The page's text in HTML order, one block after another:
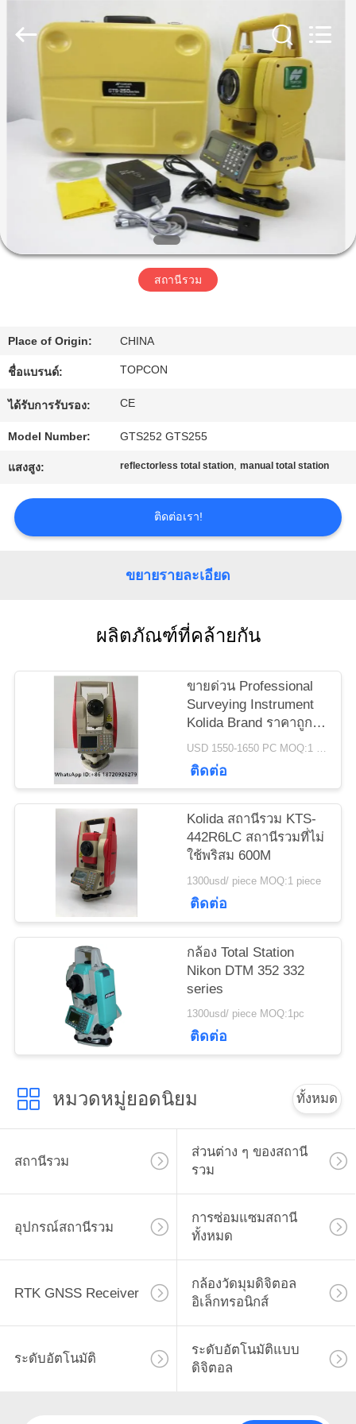
บ้าน
สินค้า
กับ
ทัวร์
โรงงาน
ควบคุม
คุณภาพ
ติดต่อ
ใบ
แผนผัง
เว็บไซต์
PRIVACY
POLICY
Technology
Co.,Ltd
สถานีรวม
Place of Origin: CHINA
ชื่อแบรนด์: TOPCON
ได้รับการรับรอง: CE
Model Number: GTS252 GTS255
แสงสูง: reflectorless total station,manual total station
ติดต่อเรา!
ขยายรายละเอียด
ผลิตภัณฑ์ที่คล้ายกัน
ขายด่วน Professional
Surveying Instrument
Kolida Brand ราคาถูก
Total Station
Reflectorless 1000m
USD 1550-1650 PC MOQ:1 pc
ติดต่อ
Kolida สถานีรวม KTS-
442R6LC สถานีรวมที่ไม่
ใช้พริสม 600M
1300usd/ piece MOQ:1 piece
ติดต่อ
กล้อง Total Station
Nikon DTM 352 332
series
1300usd/ piece MOQ:1pc
ติดต่อ
หมวดหมู่ยอดนิยม ทั้งหมด
สถานีรวม
ส่วนต่าง ๆ ของสถานี
รวม
อุปกรณ์สถานีรวม
การซ่อมแซมสถานี
ทั้งหมด
RTK GNSS Receiver
กล้องวัดมุมดิจิตอล
อิเล็กทรอนิกส์
ระดับอัตโนมัติ
ระดับอัตโนมัติแบบ
ดิจิตอล